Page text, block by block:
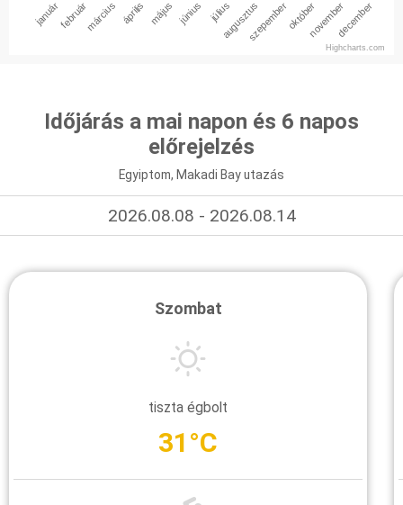
januárfebruármárcius április május június júliusaugusztusszepemberoktóbernovemberdecember
Highcharts.com
Időjárás a mai napon és 6 napos
előrejelzés
Egyiptom, Makadi Bay utazás
2026.08.08 - 2026.08.14
Szombat
tiszta égbolt
31°C